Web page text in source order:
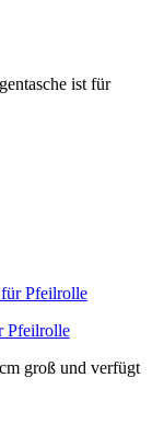
ist für
Pfeilrolle
groß und verfügt